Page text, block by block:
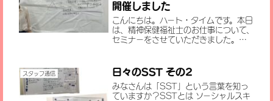
開催しました
こんにちは。ハート・タイムです。本日
は、精神保健福祉士のお仕事について、
セミナーをさせていただきました。当
話を伺いました。病院でのお仕事につ
いては、普段患者として病院に...
スタッフ通信 日々のSST その2
みなさんは「SST」という言葉を知っ
ていますか？SSTとは ソーシャルスキ